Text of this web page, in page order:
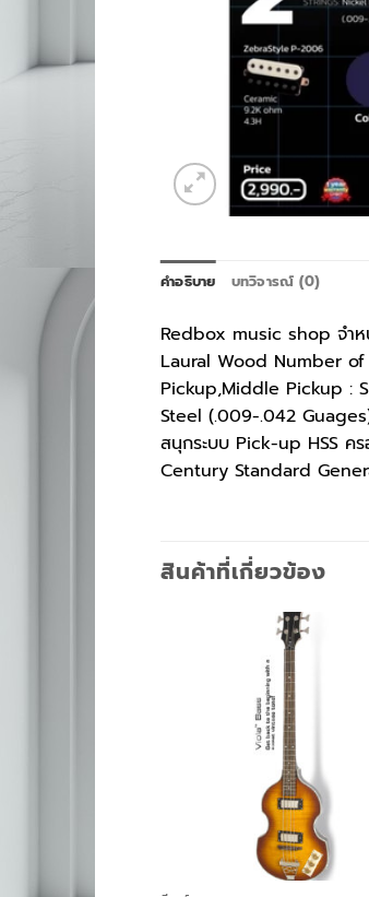
คำอธิบาย บทวิจารณ์ (0)
Redbox music shop จำ
Laural Wood Number
Pickup,Middle Pickup :
Steel (.009-.042
สนุกระบบ Pick-up HSS ค
Century Standard
สินค้าที่เกี่ยวข้อง